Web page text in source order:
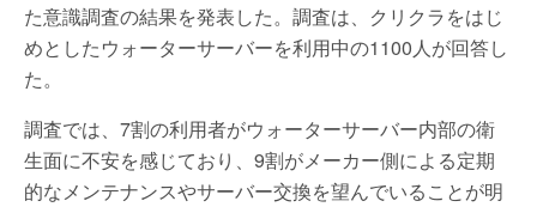
た意識調査の結果を発表した。調査は、クリクラをはじ
めとしたウォーターサーバーを利用中の1100人が回答し
た。
調査では、7割の利用者がウォーターサーバー内部の衛
生面に不安を感じており、9割がメーカー側による定期
的なメンテナンスやサーバー交換を望んでいることが明